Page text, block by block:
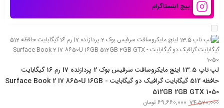
پیج اینستاگرام
لپ تاپ 13.5 اینچ مایکروسافت سرفیس بوک 2 پردازنده i7 رم 16 گیگابایت
حافظه 512 گیگابایت گرافیک دو گیگابایت - Surface Book 2 i7 8650U 16GB
512GB 2GB GTX 1050
74,520,000
69,660,000 تومان